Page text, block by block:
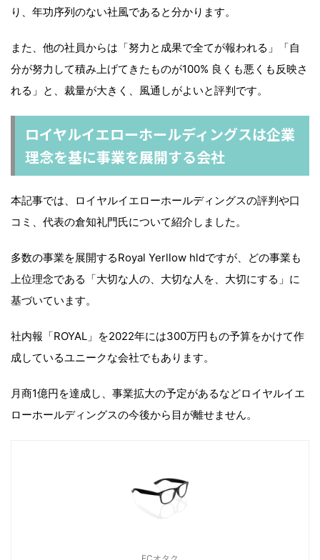
り、年功序列のない社風であると分かります。
また、他の社員からは「努力と成果で全てが報われる」「自
分が努力して積み上げてきたものが100% 良くも悪くも反映さ
れる」と、裁量が大きく、風通しがよいと評判です。
ロイヤルイエローホールディングスは企業
理念を基に事業を展開する会社
本記事では、ロイヤルイエローホールディングスの評判や口
コミ、代表の倉知礼門氏について紹介しました。
多数の事業を展開するRoyal Yerllow hldですが、どの事業も
上位理念である「大切な人の、大切な人を、大切にする」に
基づいています。
社内報「ROYAL」を2022年には300万円もの予算をかけて作
成しているユニークな会社でもあります。
月商1億円を達成し、事業拡大の予定があるなどロイヤルイエ
ローホールディングスの今後から目が離せません。